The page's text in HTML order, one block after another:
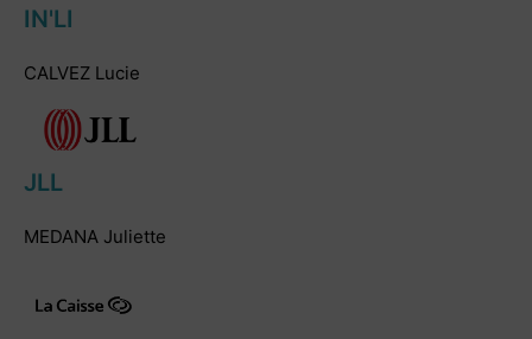
IN'LI
CALVEZ Lucie
JLL
MEDANA Juliette